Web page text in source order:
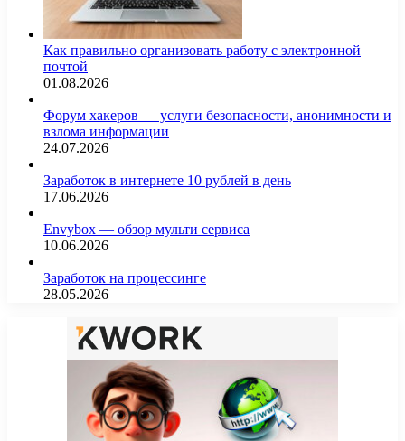
Как правильно организовать работу с электронной
почтой
01.08.2026
Форум хакеров — услуги безопасности, анонимности и
взлома информации
24.07.2026
Заработок в интернете 10 рублей в день
17.06.2026
Envybox — обзор мульти сервиса
10.06.2026
Заработок на процессинге
28.05.2026